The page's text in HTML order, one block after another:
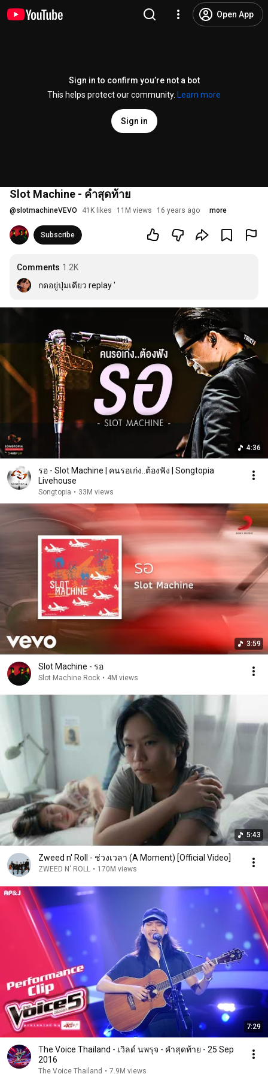
Open App
Sign in to confirm you’re not a bot
This helps protect our community.
Learn more
Sign in
Slot Machine - คำสุดท้าย
@slotmachineVEVO 41K likes 11M views 16 years ago more
Subscribe
Comments 1.2K
กดอยู่ปุ่มเดียว replay '
4:36
รอ - Slot Machine | คนรอเก่ง..ต้องฟัง | Songtopia
Livehouse
Songtopia • 33M views
3:59
Slot Machine - รอ
Slot Machine Rock • 4M views
5:43
Zweed n' Roll - ช่วงเวลา (A Moment) [Official Video]
ZWEED N' ROLL • 170M views
7:29
The Voice Thailand - เวิลด์ นพรุจ - คำสุดท้าย - 25 Sep
2016
The Voice Thailand • 7.9M views